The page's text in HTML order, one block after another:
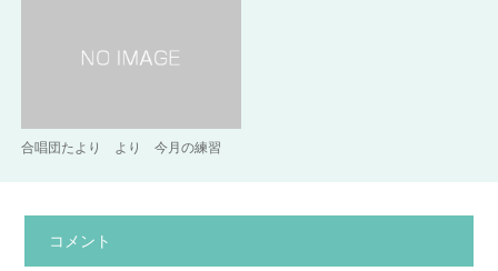
合唱団たより より 今月の練習
コメント